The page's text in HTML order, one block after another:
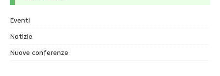
Eventi
Notizie
Nuove conferenze